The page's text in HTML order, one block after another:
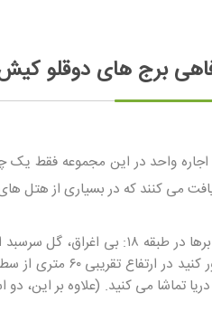
برج های دوقلو کیش؛
اجاره واحد در این مجموعه فقط یک
می کنند که در بسیاری از هتل
در طبقه ۱۸:
بی اغراق، گل
است. تصور کنید